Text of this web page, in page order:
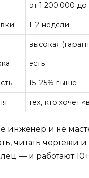
от 1 200 000
1–2 недели
высокая
есть
15–25% выше
тех, кто хочет
инженер и не
читать
— и работают 10+